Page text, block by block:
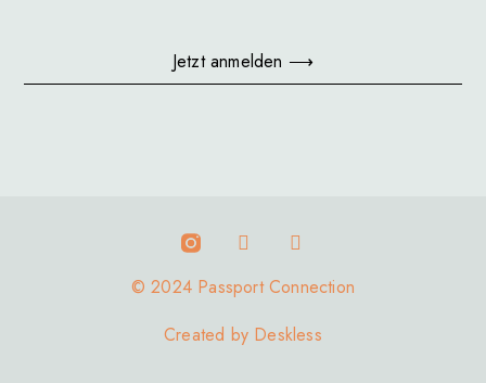
Jetzt anmelden ⟶
© 2024 Passport Connection
Created by Deskless